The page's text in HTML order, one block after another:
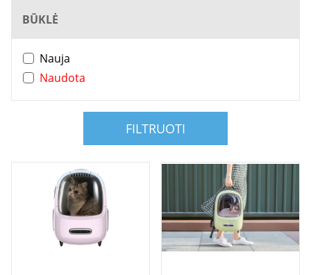
BŪKLĖ
Nauja
Naudota
FILTRUOTI